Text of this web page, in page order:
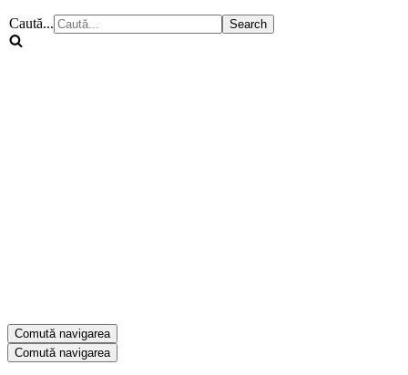
Caută...
Comută navigarea
Comută navigarea